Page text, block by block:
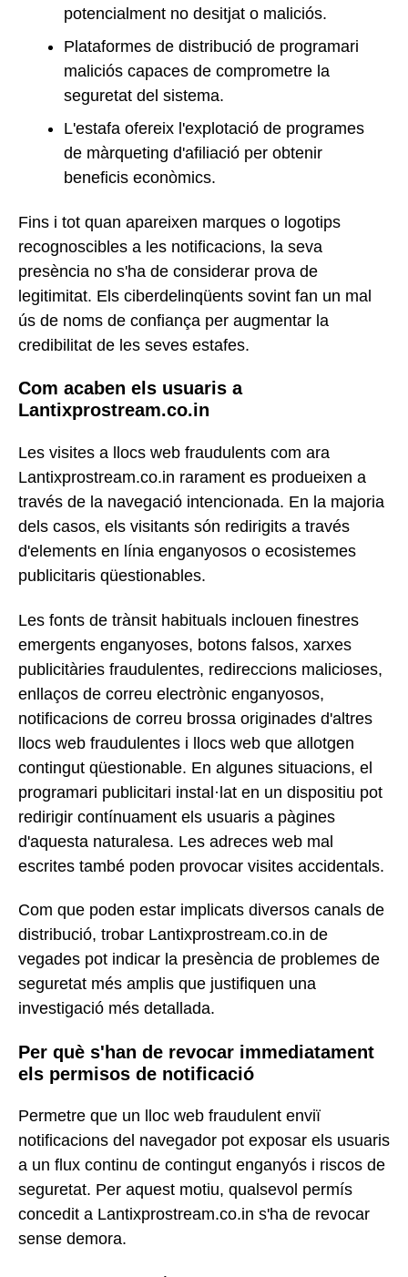
potencialment no desitjat o maliciós.
Plataformes de distribució de programari
maliciós capaces de comprometre la
seguretat del sistema.
L'estafa ofereix l'explotació de programes
de màrqueting d'afiliació per obtenir
beneficis econòmics.
Fins i tot quan apareixen marques o logotips
recognoscibles a les notificacions, la seva
presència no s'ha de considerar prova de
legitimitat. Els ciberdelinqüents sovint fan un mal
ús de noms de confiança per augmentar la
credibilitat de les seves estafes.
Com acaben els usuaris a
Lantixprostream.co.in
Les visites a llocs web fraudulents com ara
Lantixprostream.co.in rarament es produeixen a
través de la navegació intencionada. En la majoria
dels casos, els visitants són redirigits a través
d'elements en línia enganyosos o ecosistemes
publicitaris qüestionables.
Les fonts de trànsit habituals inclouen finestres
emergents enganyoses, botons falsos, xarxes
publicitàries fraudulentes, redireccions malicioses,
enllaços de correu electrònic enganyosos,
notificacions de correu brossa originades d'altres
llocs web fraudulentes i llocs web que allotgen
contingut qüestionable. En algunes situacions, el
programari publicitari instal·lat en un dispositiu pot
redirigir contínuament els usuaris a pàgines
d'aquesta naturalesa. Les adreces web mal
escrites també poden provocar visites accidentals.
Com que poden estar implicats diversos canals de
distribució, trobar Lantixprostream.co.in de
vegades pot indicar la presència de problemes de
seguretat més amplis que justifiquen una
investigació més detallada.
Per què s'han de revocar immediatament
els permisos de notificació
Permetre que un lloc web fraudulent enviï
notificacions del navegador pot exposar els usuaris
a un flux continu de contingut enganyós i riscos de
seguretat. Per aquest motiu, qualsevol permís
concedit a Lantixprostream.co.in s'ha de revocar
sense demora.